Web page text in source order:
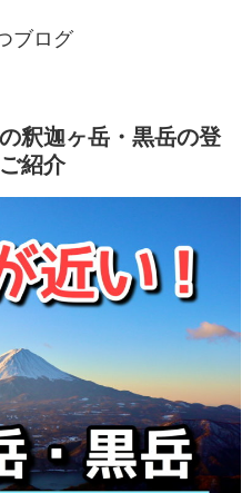
ブログ
釈迦ヶ岳・黒岳の登
紹介